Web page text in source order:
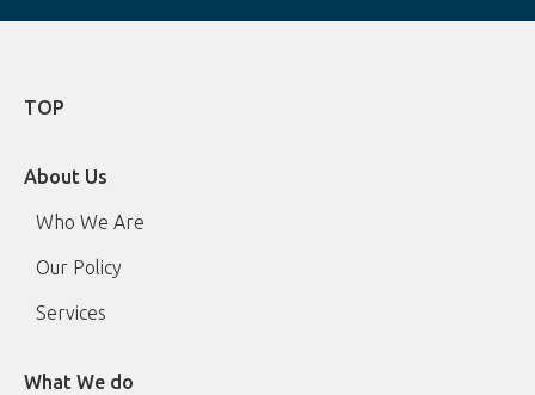
TOP
About Us
Who We Are
Our Policy
Services
What We do